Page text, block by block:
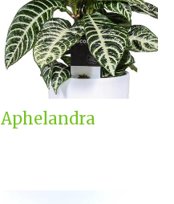
Aphelandra